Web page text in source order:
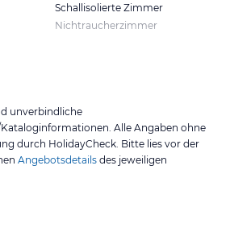
Schallisolierte Zimmer
Nichtraucherzimmer
unverbindliche
Alle Angaben ohne
durch HolidayCheck. Bitte lies vor der
Angebotsdetails des jeweiligen